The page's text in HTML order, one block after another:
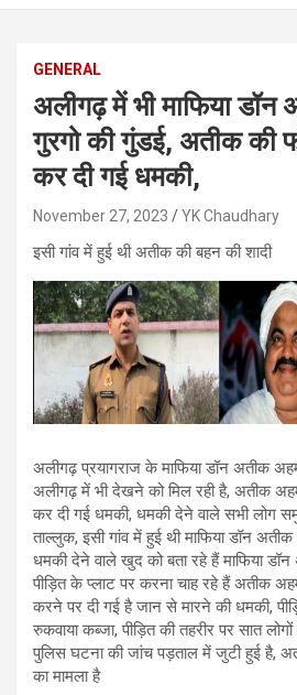
GENERAL
अलीगढ़ में भी माफिया
गुरगो की गुंडई, अतीक की
कर दी गई धमकी,
November 27, 2023 YK Chaudhary
इसी गांव में हुई थी अतीक की बहन की शादी
अलीगढ़ प्रयागराज के माफिया डॉन अतीक
अलीगढ़ में भी देखने को मिल रही है, अतीक
कर दी गई धमकी, धमकी देने वाले सभी लोग
ताल्लुक, इसी गांव में हुई थी माफिया डॉन
धमकी देने वाले खुद को बता रहे हैं माफिया
पीड़ित के प्लाट पर करना चाह रहे हैं अतीक
करने पर दी गई है जान से मारने की धमकी,
रुकवाया कब्जा, पीड़ित की तहरीर पर सात
पुलिस घटना की जांच पड़ताल में जुटी हुई है,
का मामला है